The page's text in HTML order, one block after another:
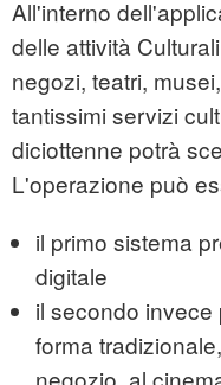
All'interno
delle attività
negozi, teatri,
tantissimi servizi
diciottenne potrà
L'operazione può
il primo sistema
digitale
il secondo
forma